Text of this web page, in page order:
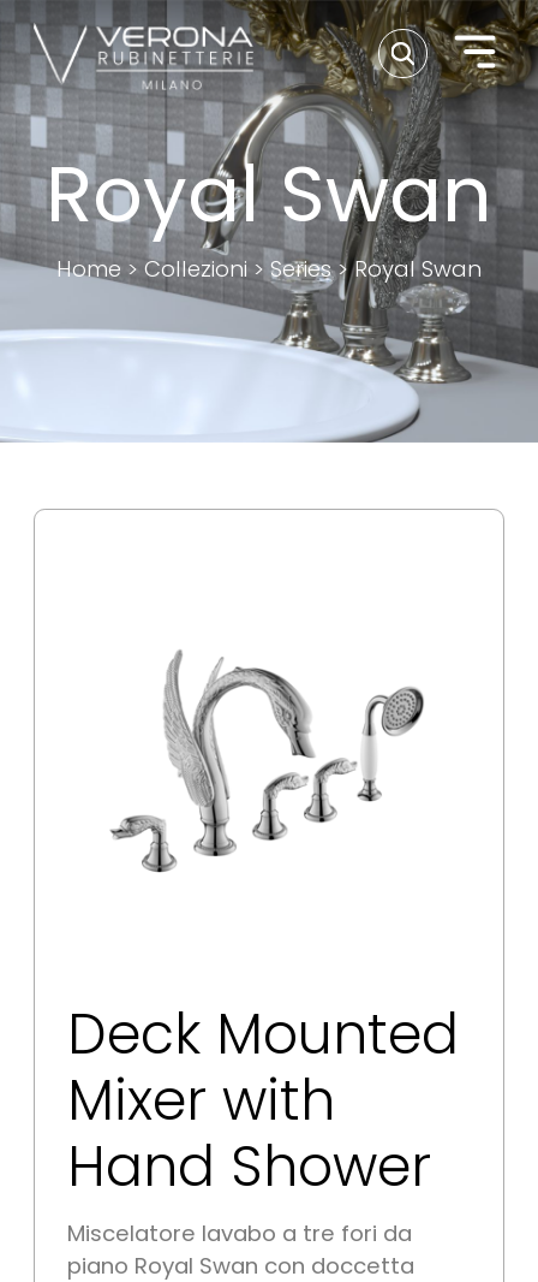
Royal Swan
Home > Collezioni > Series>Royal Swan
Deck Mounted
Mixer with
Hand Shower
Miscelatore lavabo a tre fori da
piano Royal Swan con doccetta